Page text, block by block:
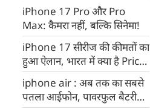
iPhone 17 Pro और Pro
Max: कैमरा नहीं, बल्कि सिनेमा!
iPhone 17 सीरीज की कीमतों का
हुआ ऐलान, भारत में क्या है Price,
जानिए कहां मिलेगा सबसे सस्‍ता
iphone air : अब तक का सबसे
पतला आईफोन, पावरफुल बैटरी